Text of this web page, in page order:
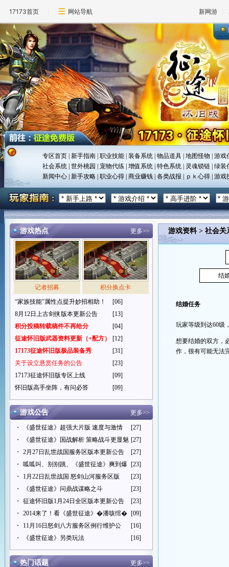
17173首页 网站导航 新网游
专区首页 |新手指南 |职业技能 |装备系统 |物品道具 |地图怪物 |游戏
社会系统 |世外桃园 |宠物代练 |增值系统 |特色系统 灵魂锁链 |绿装
新闻中心 |新手攻略 |职业心得 |商业赚钱 |各类战报 ｐｋ心得 |游戏
游戏热点 更多>>
记者招募
积分换点卡
“家族技能”属性点提升妙招相助！
[06]
8月12日上古剑侠版本更新公告
[13]
积分投稿转载稿件不再给分
[04]
征途怀旧版武器资料更新（+配方）
[12]
17173征途怀旧版极品装备秀
[31]
关于设立悬赏任务的公告
[23]
17173征途怀旧版专区上线
[09]
怀旧版高手坐阵，有问必答
[09]
游戏公告 更多>>
・ 《盛世征途》超强大片版 速度与激情
[27]
・
《盛世征途》国战解析 策略战斗更显魅 [27]
・
2月27日乱世战国服务区版本更新公告
[27]
・
呱呱叫、别别跳、《盛世征途》爽到爆 [23]
・
1月22日乱世战国 怒剑山河服务区版
[23]
・
《盛世征途》问鼎战谋略之斗
[23]
・
征途怀旧版1月24日全区版本更新公告
[23]
・
2014来了！看《盛世征途》�潘咳绾� [09]
・
11月16日怒剑八方服务区例行维护公
[16]
・
《盛世征途》另类玩法 [16]
热门话题 更多>>
游戏资料> 社会关
结
结婚任务
玩家等级到达60级
想要结婚的双方，
作，很有可能无法